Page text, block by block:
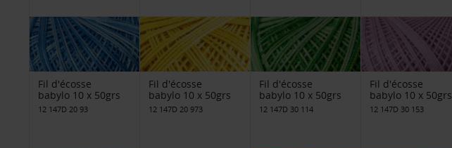
Fil d'écosse
babylo 10 x 50grs
12 147D 20 93
Fil d'écosse
babylo 10 x 50grs
12 147D 20 973
Fil d'écosse
babylo 10 x 50grs
12 147D 30 114
Fil d'écosse
babylo 10 x 50grs
12 147D 30 153